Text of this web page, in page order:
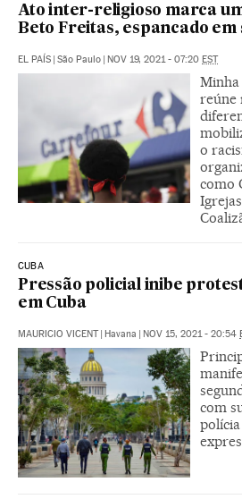
Ato inter-religioso marca
Beto Freitas, espancado
EL PAÍS | São Paulo | NOV 19, 2021 - 07:20 EST
Minha
reúne
o
como
CUBA
Pressão policial inibe
em Cuba
MAURICIO VICENT | Havana | NOV 15, 2021 - 20:54
com